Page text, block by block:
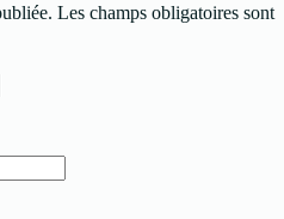
Les champs obligatoires sont